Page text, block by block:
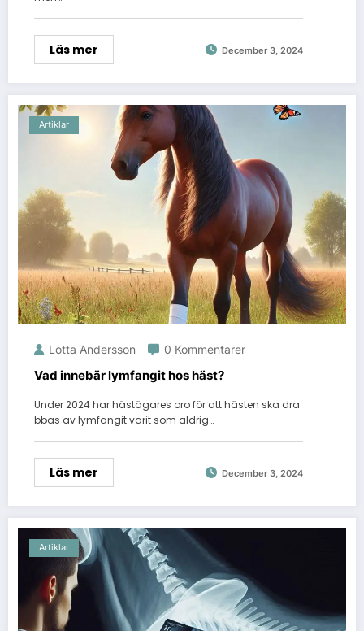
Läs mer December 3, 2024
Artiklar
Lotta Andersson 0 Kommentarer
Vad innebär lymfangit hos häst?
Under 2024 har hästägares oro för att hästen ska dra
bbas av lymfangit varit som aldrig…
Läs mer December 3, 2024
Artiklar